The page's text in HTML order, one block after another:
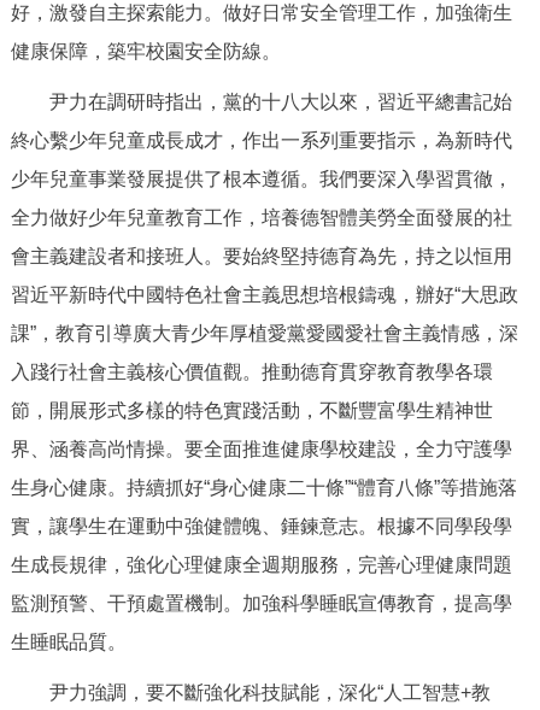
多語種
ENGLISH 한국어 日本語
DEUTSCH FRANÇAIS РУССКИЙ ЯЗЫК
ESPAÑOL العربية PORTUGUÊS
ITALIANO
回到頂部
好，激發自主探索能力。做好日常安全管理工作，加強衛生
健康保障，築牢校園安全防線。
尹力在調研時指出，黨的十八大以來，習近平總書記始
終心繫少年兒童成長成才，作出一系列重要指示，為新時代
少年兒童事業發展提供了根本遵循。我們要深入學習貫徹，
全力做好少年兒童教育工作，培養德智體美勞全面發展的社
會主義建設者和接班人。要始終堅持德育為先，持之以恒用
習近平新時代中國特色社會主義思想培根鑄魂，辦好“大思政
課”，教育引導廣大青少年厚植愛黨愛國愛社會主義情感，深
入踐行社會主義核心價值觀。推動德育貫穿教育教學各環
節，開展形式多樣的特色實踐活動，不斷豐富學生精神世
界、涵養高尚情操。要全面推進健康學校建設，全力守護學
生身心健康。持續抓好“身心健康二十條”“體育八條”等措施落
實，讓學生在運動中強健體魄、錘鍊意志。根據不同學段學
生成長規律，強化心理健康全週期服務，完善心理健康問題
監測預警、干預處置機制。加強科學睡眠宣傳教育，提高學
生睡眠品質。
尹力強調，要不斷強化科技賦能，深化“人工智慧+教